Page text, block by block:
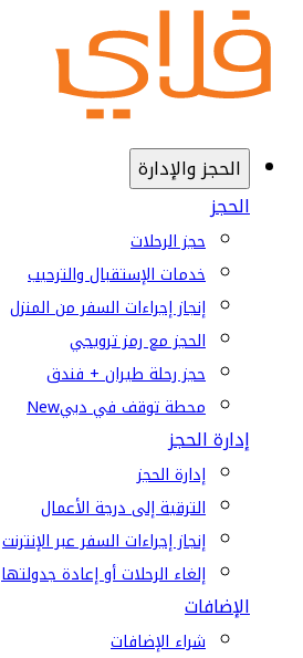
الحجز والإدارة
الحجز
حجز الرحلات
خدمات الإستقبال والترحيب
إنجاز إجراءات السفر من المنزل
الحجز مع رمز ترويجي
حجز رحلة طيران + فندق
محطة توقف في دبيNew
إدارة الحجز
إدارة الحجز
الترقية إلى درجة الأعمال
إنجاز إجراءات السفر عبر الإنترنت
إلغاء الرحلات أو إعادة جدولتها
الإضافات
شراء الإضافات